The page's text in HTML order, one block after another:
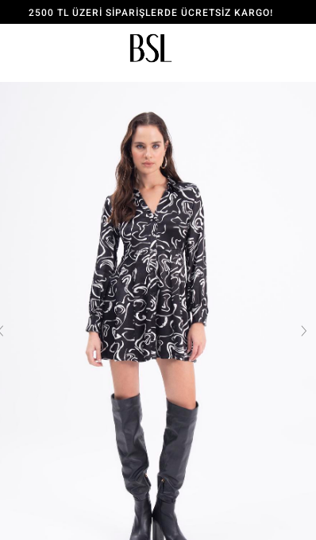
2500 TL ÜZERİ SİPARİŞLERDE ÜCRETSİZ KARGO!
ÜYE OL, 150 TL İNDİRİM KODU KAZAN!